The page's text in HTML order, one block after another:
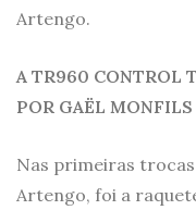
Artengo.
A TR960 CONTROL
POR GAËL MONFILS
Nas primeiras
Artengo, foi a